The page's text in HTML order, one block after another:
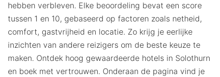
hebben verbleven. Elke beoordeling bevat een score
tussen 1 en 10, gebaseerd op factoren zoals netheid,
comfort, gastvrijheid en locatie. Zo krijg je eerlijke
inzichten van andere reizigers om de beste keuze te
maken. Ontdek hoog gewaardeerde hotels in Solothurn
en boek met vertrouwen. Onderaan de pagina vind je